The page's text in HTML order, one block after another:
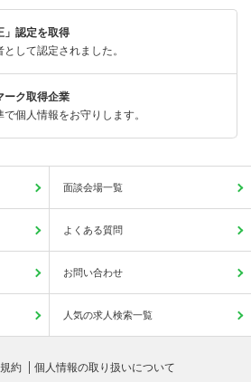
」認定を取得
して認定されました。
ーク取得企業
個人情報をお守りします。
面談会場一覧
よくある質問
お問い合わせ
人気の求人検索一覧
約 個人情報の取り扱いについて